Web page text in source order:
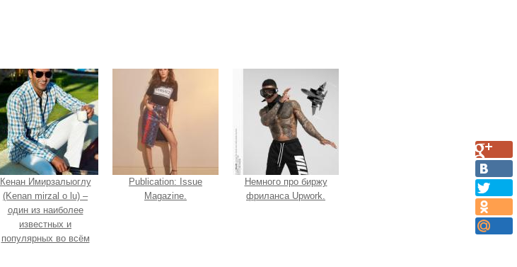
Кенан Имирзалыоглу
(Kenan mirzal o lu) –
один из наиболее
известных и
популярных во всём
Publication: Issue
Magazine.
Немного про биржу
фриланса Upwork.